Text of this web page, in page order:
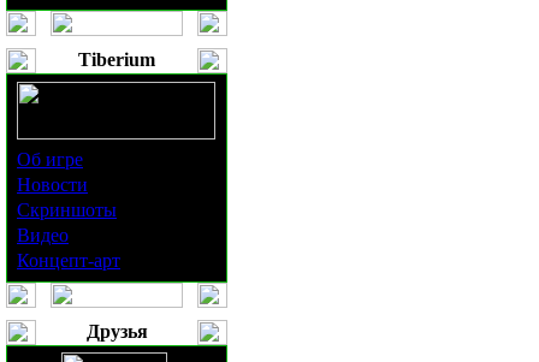
Tiberium
Об игре
Новости
Скриншоты
Видео
Концепт-арт
Друзья